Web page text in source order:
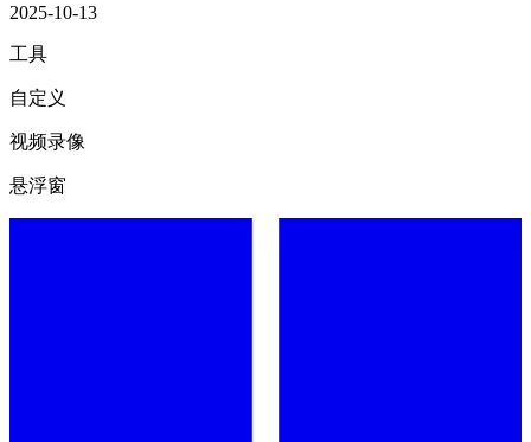
2025-10-13
工具
自定义
视频录像
悬浮窗